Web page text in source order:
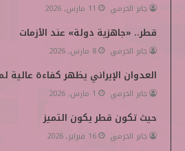
جابر الحرمي 11 مارس, 2026
قطر.. «جاهزية دولة» عند الأزمات
جابر الحرمي 8 مارس, 2026
العدوان الإيراني يظهر كفاءة عالية
جابر الحرمي 1 مارس, 2026
حيث تكون قطر يكون التميز
جابر الحرمي 16 فبراير, 2026